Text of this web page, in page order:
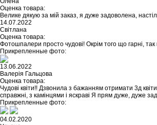
Оценка товара:
Велике дякую за мій заказ, я дуже задоволена,
14.07.2022
Світлана
Оценка товара:
Фотошпалери просто чудові! Окрім того що гарні,
Прикрепленные фото:
13.06.2022
Валерія Гальцова
Оценка товара:
Чудові квіти!! Дзвонила з бажанням отримати 3д
справжні, з камінцями і яскраві Я прям дуже, дуже
Прикрепленные фото:
04.02.2020